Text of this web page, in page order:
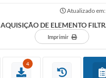
Atualizado
AQUISIÇÃO DE ELEMENTO
Imprimir
4